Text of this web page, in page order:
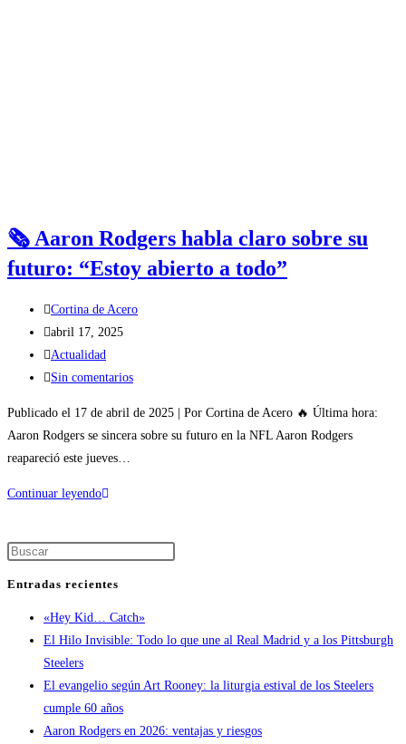
🗞️ Aaron Rodgers habla claro sobre su
futuro: “Estoy abierto a todo”
Cortina de Acero
abril 17, 2025
Actualidad
Sin comentarios
Publicado el 17 de abril de 2025 | Por Cortina de Acero 🔥 Última hora:
Aaron Rodgers se sincera sobre su futuro en la NFL Aaron Rodgers
reapareció este jueves…
Continuar leyendo
Entradas recientes
«Hey Kid… Catch»
El Hilo Invisible: Todo lo que une al Real Madrid y a los Pittsburgh
Steelers
El evangelio según Art Rooney: la liturgia estival de los Steelers
cumple 60 años
Aaron Rodgers en 2026: ventajas y riesgos